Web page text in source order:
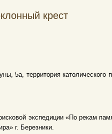
крест
5а, территория католического
экспедиции «По рекам
г. Березники.